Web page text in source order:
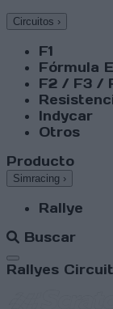
Circuitos ›
F1
Fórmula E
F2 / F3 /
Indycar
Otros
Producto
Simracing ›
Rallye
Buscar
Abrir menú
Rallyes